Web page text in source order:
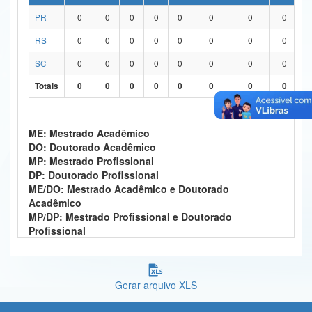
Ministério da Ciência, Tecnologia, Inovações e Comunicações
Ministério do Meio Ambiente
Ministério do Turismo
Ministério do Desenvolvimento Regional
Controladoria-Geral da União
Ministério da Mulher, da Família e dos Direitos Humanos
Secretaria-Geral
Secretaria de Governo
Gabinete de Segurança Institucional
PR
0 0 0 0 0 0 0 0
RS
0 0 0 0 0 0 0 0
SC
0 0 0 0 0 0 0 0
Totais
0 0 0 0 0 0 0 0
ME: Mestrado Acadêmico
DO: Doutorado Acadêmico
MP: Mestrado Profissional
DP: Doutorado Profissional
ME/DO: Mestrado Acadêmico e Doutorado
Acadêmico
MP/DP: Mestrado Profissional e Doutorado
Profissional
Gerar arquivo XLS